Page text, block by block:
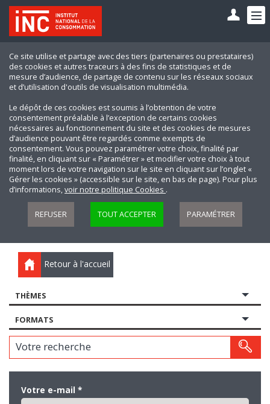
Ce site utilise et partage avec des tiers (partenaires ou prestataires)
des cookies et autres traceurs à des fins de statistiques et de
mesure d’audience, de partage de contenu sur les réseaux sociaux
et d’utilisation d'outils de visualisation multimédia.
Le dépôt de ces cookies est soumis à l’obtention de votre
consentement préalable à l’exception de certains cookies
nécessaires au fonctionnement du site et des cookies de mesures
d’audience pouvant être regardés comme exempts de
consentement. Vous pouvez paramétrer votre choix, finalité par
finalité, en cliquant sur « Paramétrer » et modifier votre choix à tout
moment lors de votre navigation sur le site en cliquant sur l’onglet «
Gérer les cookies » (accessible sur le site, en bas de page). Pour plus
d’informations,voir notre politique Cookies .
REFUSER TOUT ACCEPTER PARAMÉTRER
Retour à l'accueil
THÈMES
FORMATS
Votre recherche
Votre e-mail *